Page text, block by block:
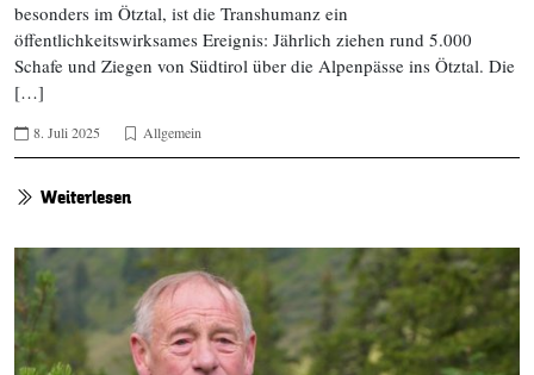
besonders im Ötztal, ist die Transhumanz ein
öffentlichkeitswirksames Ereignis: Jährlich ziehen rund 5.000
Schafe und Ziegen von Südtirol über die Alpenpässe ins Ötztal. Die
[…]
8. Juli 2025 Allgemein
Weiterlesen